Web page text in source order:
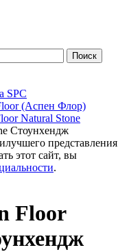
SPC
(Аспен Флор)
Natural Stone
Стоунхендж
представления
этот сайт, вы
.
Floor